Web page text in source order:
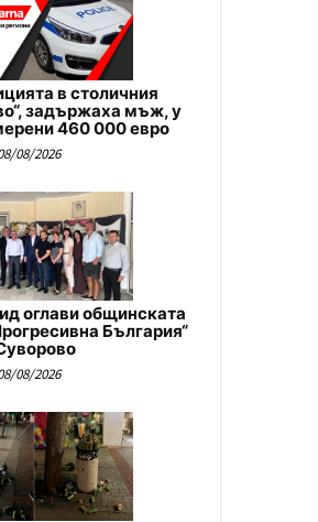
в столичния
задържаха мъж, у
460 000 евро
08/2026
оглави общинската
България“
08/2026